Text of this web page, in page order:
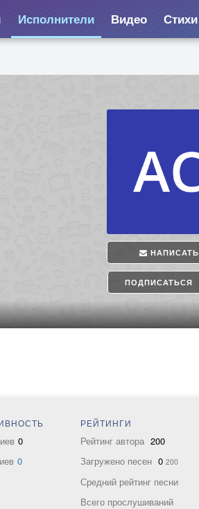
Исполнители Видео Стихи
НАПИСАТЬ
ПОДПИСАТЬСЯ
0
0
РЕЙТИНГИ
Рейтинг автора 200
Загружено песен 0 200
Средний рейтинг песни
Всего прослушиваний